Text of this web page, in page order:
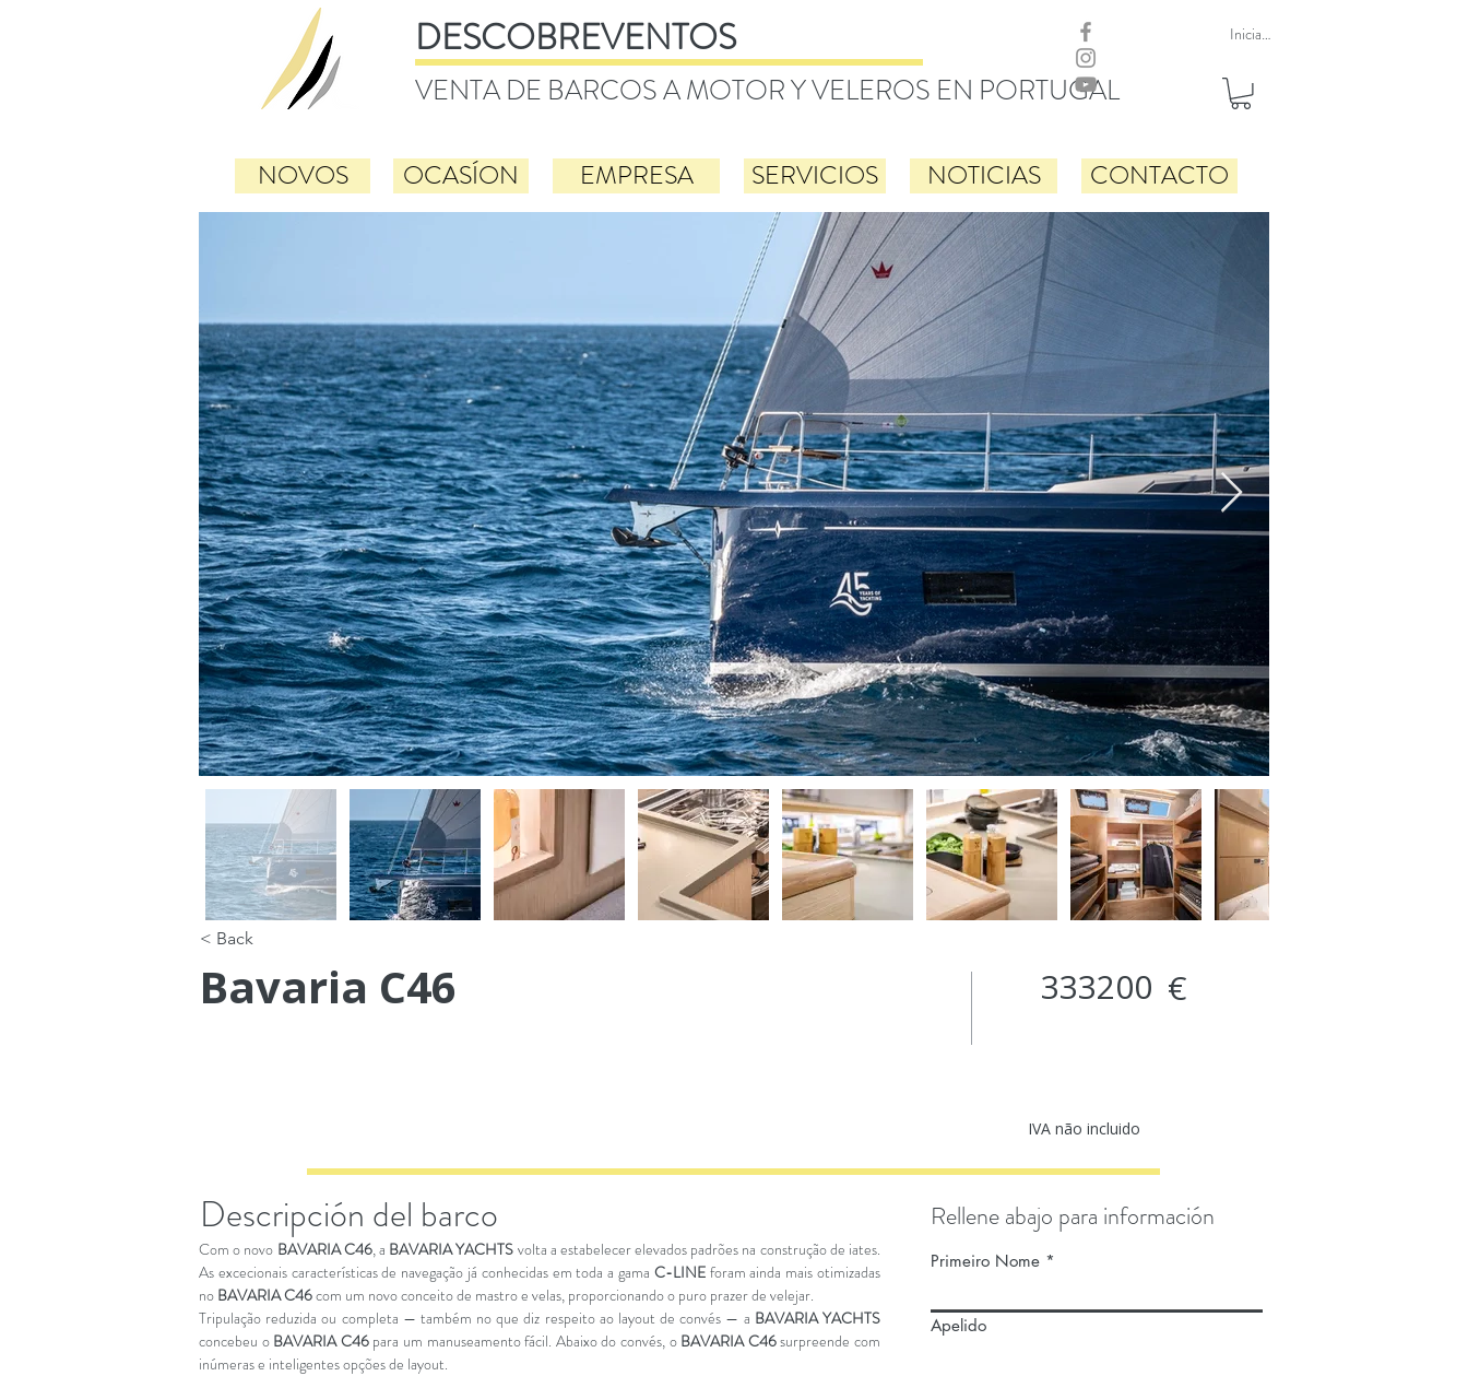
DESCOBREVENTOS
VENTA DE BARCOS A MOTOR Y VELEROS EN PORTUGAL
Iniciar sesión
NOVOS OCASÍON EMPRESA SERVICIOS NOTICIAS CONTACTO
< Back
Bavaria C46 333200 €
IVA não incluido
Descripción del barco
Com o novo BAVARIA C46, a BAVARIA YACHTS volta a estabelecer elevados padrões na construção de iates.
As excecionais características de navegação já conhecidas em toda a gama C-LINEforam ainda mais otimizadas
no BAVARIA C46com um novo conceito de mastro e velas, proporcionando o puro prazer de velejar.
Tripulação reduzida ou completa — também no que diz respeito ao layout de convés — a BAVARIA YACHTS
concebeu o BAVARIA C46para um manuseamento fácil. Abaixo do convés, o BAVARIA C46surpreende com
inúmeras e inteligentes opções de layout.
Rellene abajo para información
Primeiro Nome
Apelido